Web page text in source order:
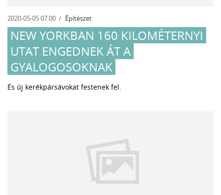
2020-05-05 07:00 Építészet
NEW YORKBAN 160 KILOMÉTERNYI
UTAT ENGEDNEK ÁT A
GYALOGOSOKNAK
És új kerékpársávokat festenek fel.